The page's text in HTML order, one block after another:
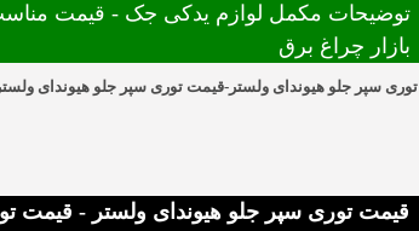
توضیحات مکمل لوازم یدکی جک - قیمت
بازار چراغ برق
توری سپر جلو هیوندای ولستر-قیمت توری سپر جلو هیوندای
قیمت توری سپر جلو هیوندای ولستر - قیمت